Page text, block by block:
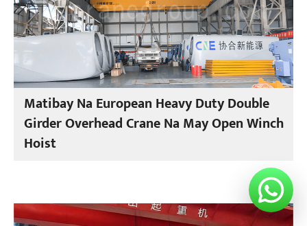
Matibay Na European Heavy Duty Double
Girder Overhead Crane Na May Open Winch
Hoist